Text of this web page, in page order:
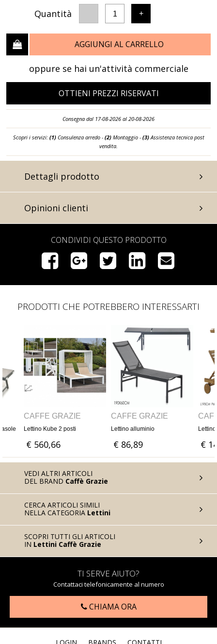
Quantità 1 +
AGGIUNGI AL CARRELLO
oppure se hai un'attività commerciale
OTTIENI PREZZI RISERVATI
Consegna dal 17-08-2026 al 20-08-2026
Scopri i servizi: (1)Consulenza arredo - (2)Montaggio - (3)Assistenza tecnica post
vendita.
Dettagli prodotto
Opinioni clienti
CONDIVIDI QUESTO PRODOTTO
PRODOTTI CHE POTREBBERO INTERESSARTI
2 posti
CAFFÈ GRAZIE
Lettino alluminio
€ 86,89
CAFFÈ GRAZIE
Lettino in legno con ruote
VEDI ALTRI ARTICOLI
DEL BRAND Caffè Grazie
CERCA ARTICOLI SIMILI
NELLA CATEGORIA Lettini
SCOPRI TUTTI GLI ARTICOLI
IN Lettini Caffè Grazie
TI SERVE AIUTO?
Contattaci telefonicamente al numero
CHIAMA ORA